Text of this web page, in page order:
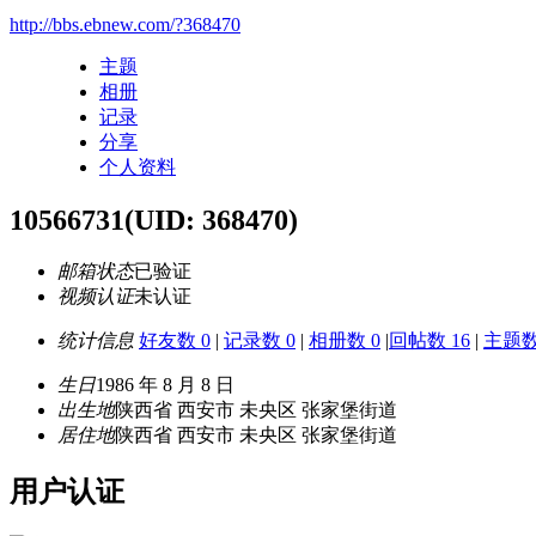
http://bbs.ebnew.com/?368470
主题
相册
记录
分享
个人资料
10566731(UID: 368470)
邮箱状态已验证
视频认证未认证
统计信息 好友数 0 | 记录数 0 | 相册数 0 |回帖数 16 | 主题
生日1986 年 8 月 8 日
出生地陕西省 西安市 未央区 张家堡街道
居住地陕西省 西安市 未央区 张家堡街道
用户认证